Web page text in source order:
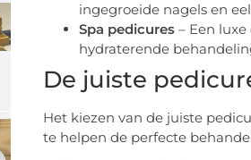
ingegroeide nagels en
Spa pedicures – Een
hydraterende
De juiste
Het kiezen van de juiste
te helpen de perfecte